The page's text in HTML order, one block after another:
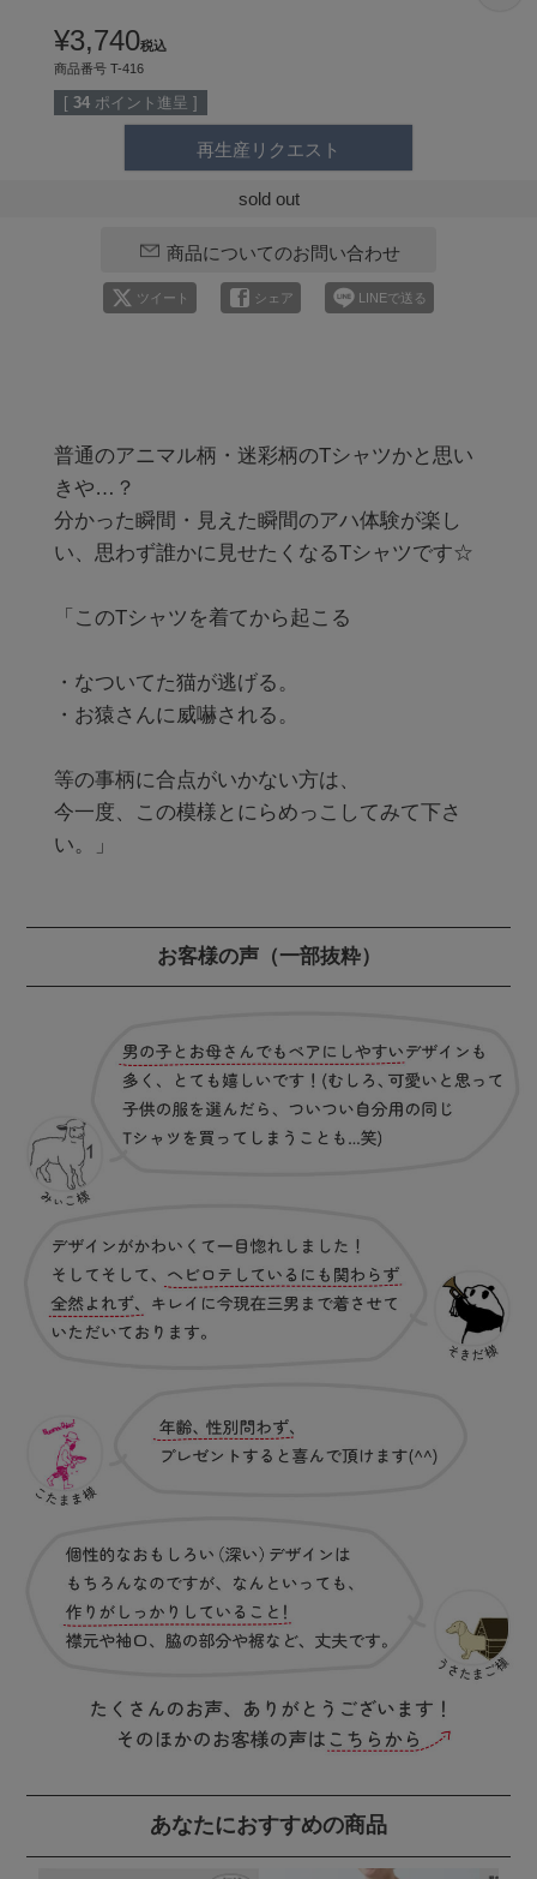
¥3,740税込
商品番号 T-416
[ 34 ポイント進呈 ]
再生産リクエスト
sold out
商品についてのお問い合わせ
ツイート シェア LINEで送る
普通のアニマル柄・迷彩柄のTシャツかと思い
きや…？
分かった瞬間・見えた瞬間のアハ体験が楽し
い、思わず誰かに見せたくなるTシャツです☆
「このTシャツを着てから起こる
・なついてた猫が逃げる。
・お猿さんに威嚇される。
等の事柄に合点がいかない方は、
今一度、この模様とにらめっこしてみて下さ
い。」
お客様の声（一部抜粋）
あなたにおすすめの商品